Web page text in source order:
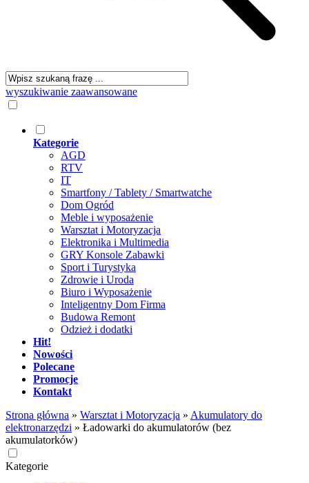
wyszukiwanie zaawansowane
Kategorie
AGD
RTV
IT
Smartfony / Tablety / Smartwatche
Dom Ogród
Meble i wyposażenie
Warsztat i Motoryzacja
Elektronika i Multimedia
GRY Konsole Zabawki
Sport i Turystyka
Zdrowie i Uroda
Biuro i Wyposażenie
Inteligentny Dom Firma
Budowa Remont
Odzież i dodatki
Hit!
Nowości
Polecane
Promocje
Kontakt
Strona główna » Warsztat i Motoryzacja » Akumulatory do
elektronarzędzi » Ładowarki do akumulatorów (bez
akumulatorków)
Kategorie